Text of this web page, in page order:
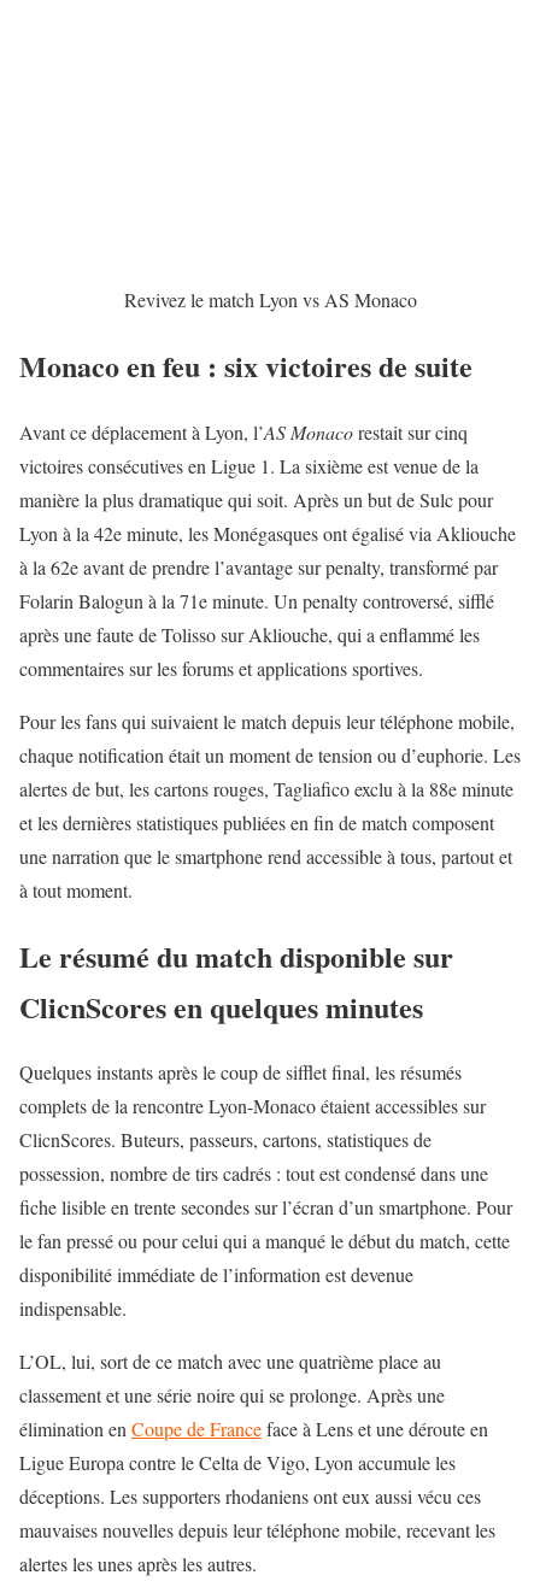
Revivez le match Lyon vs AS Monaco
Monaco en feu : six victoires de suite
Avant ce déplacement à Lyon, l’AS Monacorestait sur cinq
victoires consécutives en Ligue 1. La sixième est venue de la
manière la plus dramatique qui soit. Après un but de Sulc pour
Lyon à la 42e minute, les Monégasques ont égalisé via Akliouche
à la 62e avant de prendre l’avantage sur penalty, transformé par
Folarin Balogun à la 71e minute. Un penalty controversé, sifflé
après une faute de Tolisso sur Akliouche, qui a enflammé les
commentaires sur les forums et applications sportives.
Pour les fans qui suivaient le match depuis leur téléphone mobile,
chaque notification était un moment de tension ou d’euphorie. Les
alertes de but, les cartons rouges, Tagliafico exclu à la 88e minute
et les dernières statistiques publiées en fin de match composent
une narration que le smartphone rend accessible à tous, partout et
à tout moment.
Le résumé du match disponible sur
ClicnScores en quelques minutes
Quelques instants après le coup de sifflet final, les résumés
complets de la rencontre Lyon-Monaco étaient accessibles sur
ClicnScores. Buteurs, passeurs, cartons, statistiques de
possession, nombre de tirs cadrés : tout est condensé dans une
fiche lisible en trente secondes sur l’écran d’un smartphone. Pour
le fan pressé ou pour celui qui a manqué le début du match, cette
disponibilité immédiate de l’information est devenue
indispensable.
L’OL, lui, sort de ce match avec une quatrième place au
classement et une série noire qui se prolonge. Après une
élimination enCoupe de Franceface à Lens et une déroute en
Ligue Europa contre le Celta de Vigo, Lyon accumule les
déceptions. Les supporters rhodaniens ont eux aussi vécu ces
mauvaises nouvelles depuis leur téléphone mobile, recevant les
alertes les unes après les autres.